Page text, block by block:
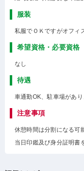
服装
私服でＯＫですがオフィ
希望資格・必要資格
なし
待遇
車通勤OK、駐車場があ
注意事項
休憩時間は分割になる可
当日印鑑及び身分証明書